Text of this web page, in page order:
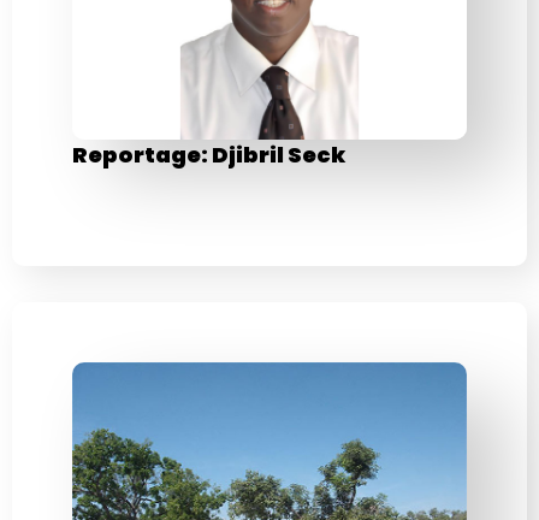
Reportage: Djibril Seck